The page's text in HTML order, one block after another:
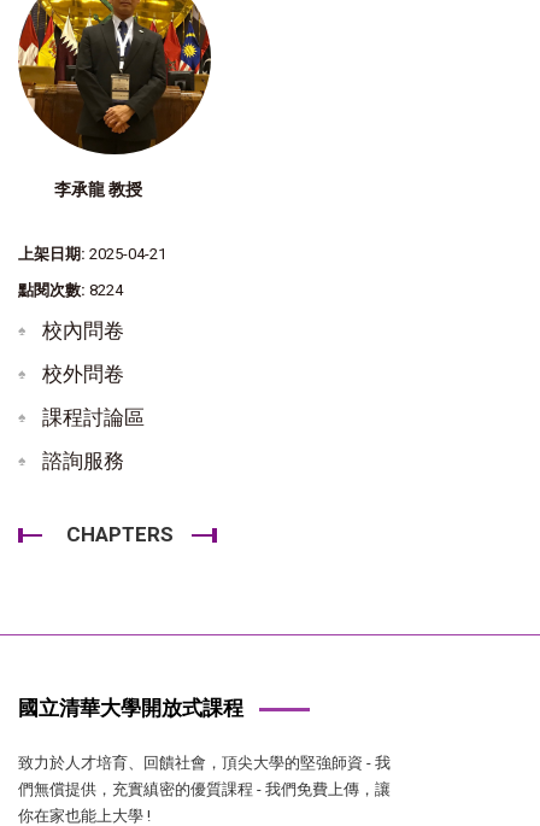
李承龍 教授
上架日期: 2025-04-21
點閱次數: 8224
校內問卷
校外問卷
課程討論區
諮詢服務
CHAPTERS
國立清華大學開放式課程
致力於人才培育、回饋社會，頂尖大學的堅強師資 - 我
們無償提供，充實縝密的優質課程 - 我們免費上傳，讓
你在家也能上大學 !